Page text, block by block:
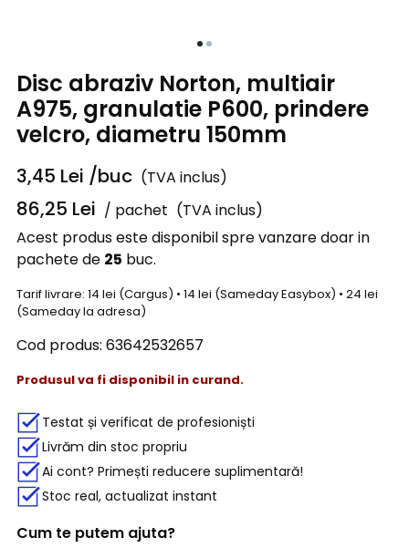
Disc abraziv Norton, multiair
A975, granulatie P600, prindere
velcro, diametru 150mm
3,45 Lei /buc (TVA inclus)
86,25 Lei / pachet (TVA inclus)
Acest produs este disponibil spre vanzare doar in
pachete de 25 buc.
Tarif livrare: 14 lei (Cargus) • 14 lei (Sameday Easybox) • 24 lei
(Sameday la adresa)
Cod produs: 63642532657
Produsul va fi disponibil in curand.
Testat și verificat de profesioniști
Livrăm din stoc propriu
Ai cont? Primești reducere suplimentară!
Stoc real, actualizat instant
Cum te putem ajuta?